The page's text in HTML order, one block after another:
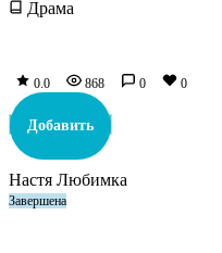
Драма
0.0 868 0 0
Добавить
Настя Любимка
Завершена